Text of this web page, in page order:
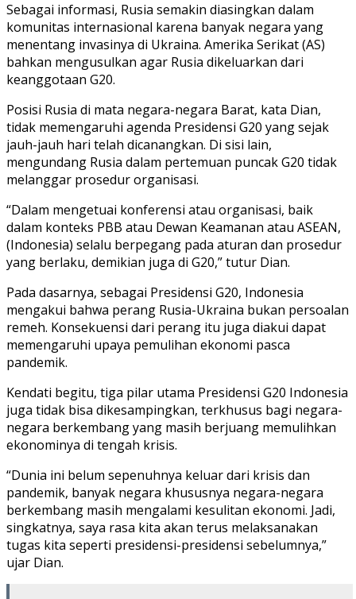
Sebagai informasi, Rusia semakin diasingkan dalam
komunitas internasional karena banyak negara yang
menentang invasinya di Ukraina. Amerika Serikat (AS)
bahkan mengusulkan agar Rusia dikeluarkan dari
keanggotaan G20.
Posisi Rusia di mata negara-negara Barat, kata Dian,
tidak memengaruhi agenda Presidensi G20 yang sejak
jauh-jauh hari telah dicanangkan. Di sisi lain,
mengundang Rusia dalam pertemuan puncak G20 tidak
melanggar prosedur organisasi.
“Dalam mengetuai konferensi atau organisasi, baik
dalam konteks PBB atau Dewan Keamanan atau ASEAN,
(Indonesia) selalu berpegang pada aturan dan prosedur
yang berlaku, demikian juga di G20,” tutur Dian.
Pada dasarnya, sebagai Presidensi G20, Indonesia
mengakui bahwa perang Rusia-Ukraina bukan persoalan
remeh. Konsekuensi dari perang itu juga diakui dapat
memengaruhi upaya pemulihan ekonomi pasca
pandemik.
Kendati begitu, tiga pilar utama Presidensi G20 Indonesia
juga tidak bisa dikesampingkan, terkhusus bagi negara-
negara berkembang yang masih berjuang memulihkan
ekonominya di tengah krisis.
“Dunia ini belum sepenuhnya keluar dari krisis dan
pandemik, banyak negara khususnya negara-negara
berkembang masih mengalami kesulitan ekonomi. Jadi,
singkatnya, saya rasa kita akan terus melaksanakan
tugas kita seperti presidensi-presidensi sebelumnya,”
ujar Dian.